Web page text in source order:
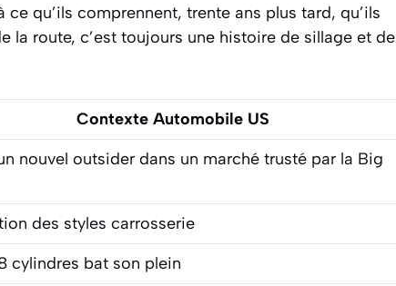
qu’ils comprennent, trente ans plus tard, qu’ils
la route, c’est toujours une histoire de sillage et de
Contexte Automobile US
nouvel outsider dans un marché trusté par la Big
des styles carrosserie
cylindres bat son plein